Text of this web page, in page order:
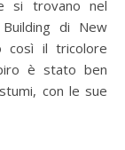
si trovano nel
di New
così il tricolore
è stato ben
con le sue